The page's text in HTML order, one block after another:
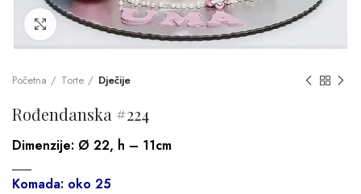
Click to enlarge
Početna Torte Dječije
Rođendanska #224
Dimenzije: Ø 22, h – 11cm
___
Komada: oko 25